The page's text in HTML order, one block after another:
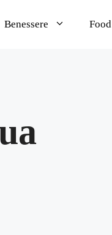
Benessere Food